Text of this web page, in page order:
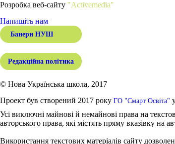
Розробка веб-сайту "Activemedia"
Напишіть нам
Банери НУШ
Редакційна політика
© Нова Українська школа, 2017
Проект був створений 2017 року ГО "Смарт Освіта"
Усі виключні майнові й немайнові права на
авторського права, які містять пряму вказівку на
Використання текстових матеріалів сайту